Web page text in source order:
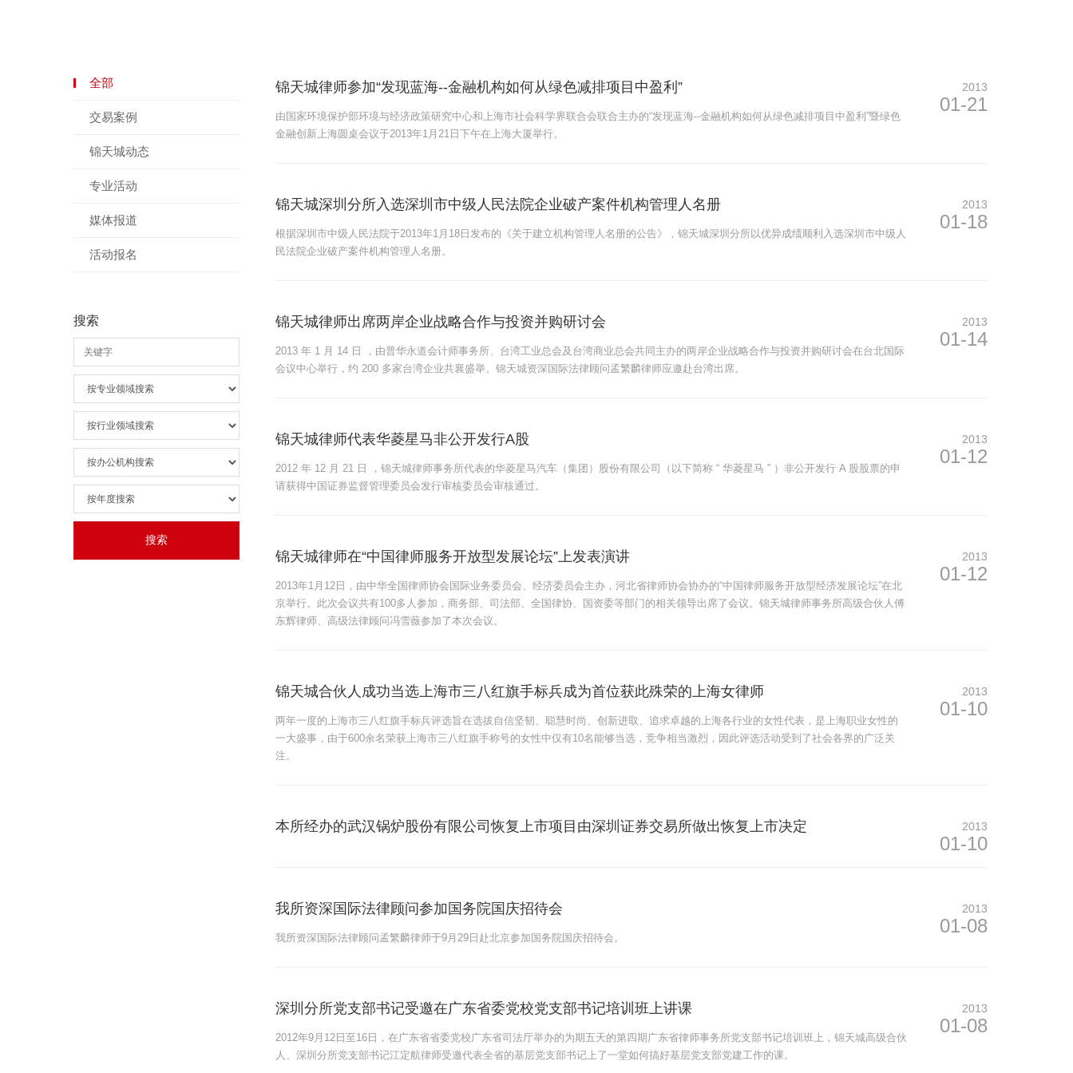
全部
交易案例
锦天城动态
专业活动
媒体报道
活动报名
搜索
锦天城律师参加“发现蓝海--金融机构如何从绿色减排项目中盈利”
由国家环境保护部环境与经济政策研究中心和上海市社会科学界联合会联合主办的“发现蓝海--金融机构如何从绿色减排项目中盈利”暨绿色
金融创新上海圆桌会议于2013年1月21日下午在上海大厦举行。
2013
01-21
锦天城深圳分所入选深圳市中级人民法院企业破产案件机构管理人名册
根据深圳市中级人民法院于2013年1月18日发布的《关于建立机构管理人名册的公告》，锦天城深圳分所以优异成绩顺利入选深圳市中级人
民法院企业破产案件机构管理人名册。
2013
01-18
锦天城律师出席两岸企业战略合作与投资并购研讨会
2013 年 1 月 14 日 ，由普华永道会计师事务所、台湾工业总会及台湾商业总会共同主办的两岸企业战略合作与投资并购研讨会在台北国际
会议中心举行，约 200 多家台湾企业共襄盛举。锦天城资深国际法律顾问孟繁麟律师应邀赴台湾出席。
2013
01-14
锦天城律师代表华菱星马非公开发行A股
2012 年 12 月 21 日 ，锦天城律师事务所代表的华菱星马汽车（集团）股份有限公司（以下简称 “ 华菱星马 ” ）非公开发行 A 股股票的申
请获得中国证券监督管理委员会发行审核委员会审核通过。
2013
01-12
锦天城律师在“中国律师服务开放型发展论坛”上发表演讲
2013年1月12日，由中华全国律师协会国际业务委员会、经济委员会主办，河北省律师协会协办的“中国律师服务开放型经济发展论坛”在北
京举行。此次会议共有100多人参加，商务部、司法部、全国律协、国资委等部门的相关领导出席了会议。锦天城律师事务所高级合伙人傅
东辉律师、高级法律顾问冯雪薇参加了本次会议。
2013
01-12
锦天城合伙人成功当选上海市三八红旗手标兵成为首位获此殊荣的上海女律师
两年一度的上海市三八红旗手标兵评选旨在选拔自信坚韧、聪慧时尚、创新进取、追求卓越的上海各行业的女性代表，是上海职业女性的
一大盛事，由于600余名荣获上海市三八红旗手称号的女性中仅有10名能够当选，竞争相当激烈，因此评选活动受到了社会各界的广泛关
注。
2013
01-10
本所经办的武汉锅炉股份有限公司恢复上市项目由深圳证券交易所做出恢复上市决定 2013
01-10
我所资深国际法律顾问参加国务院国庆招待会
我所资深国际法律顾问孟繁麟律师于9月29日赴北京参加国务院国庆招待会。
2013
01-08
深圳分所党支部书记受邀在广东省委党校党支部书记培训班上讲课
2012年9月12日至16日，在广东省省委党校广东省司法厅举办的为期五天的第四期广东省律师事务所党支部书记培训班上，锦天城高级合伙
人、深圳分所党支部书记江定航律师受邀代表全省的基层党支部书记上了一堂如何搞好基层党支部党建工作的课。
2013
01-08